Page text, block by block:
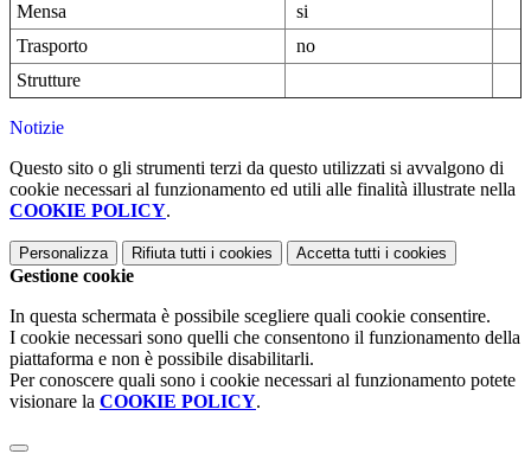
Mensa
si
Trasporto
no
Strutture
Notizie
Questo sito o gli strumenti terzi da questo utilizzati si avvalgono di
cookie necessari al funzionamento ed utili alle finalità illustrate nella
COOKIE POLICY.
Personalizza Rifiuta tutti i cookies Accetta tutti i cookies
Gestione cookie
In questa schermata è possibile scegliere quali cookie consentire.
I cookie necessari sono quelli che consentono il funzionamento della
piattaforma e non è possibile disabilitarli.
Per conoscere quali sono i cookie necessari al funzionamento potete
visionare la COOKIE POLICY.